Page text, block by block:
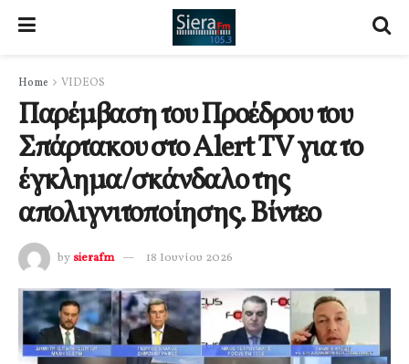
Home VIDEOS
Παρέμβαση του Προέδρου του
Σπάρτακου στο Alert TV για το
έγκλημα/σκάνδαλο της
απολιγνιτοποίησης. Βίντεο
by sierafm 18 Ιουνίου 2026